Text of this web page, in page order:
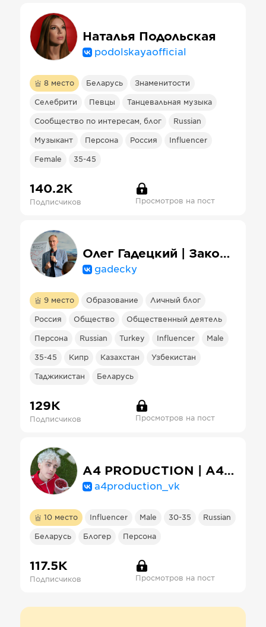
Наталья Подольская
podolskayaofficial
8 место Беларусь Знаменитости
Селебрити Певцы Танцевальная музыка
Сообщество по интересам, блог Russian
Музыкант Персона Россия Influencer
Female 35-45
140.2К
Подписчиков Просмотров на пост
Олег Гадецкий | Законы гармонии и успеха
gadecky
9 место Образование Личный блог
Россия Общество Общественный деятель
Персона Russian Turkey Influencer Male
35-45 Кипр Казахстан Узбекистан
Таджикистан Беларусь
129К
Подписчиков Просмотров на пост
A4 PRODUCTION | А4 | Влад Бумага | РИВИВИ
a4production_vk
10 место Influencer Male 30-35 Russian
Беларусь Блогер Персона
117.5К
Подписчиков Просмотров на пост